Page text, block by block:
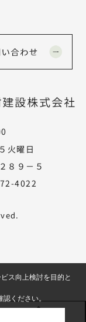
火曜日
８９－５
4022
ス向上検討を目的と
認ください。